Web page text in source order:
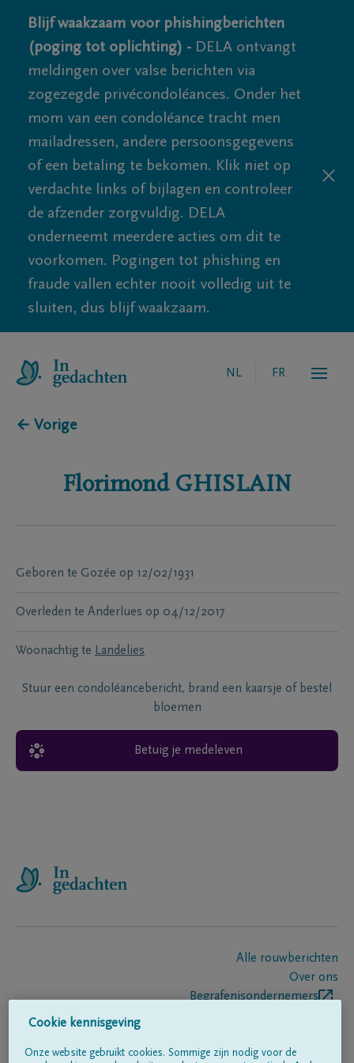
Blijf waakzaam voor phishingberichten
(poging tot oplichting) - DELA ontvangt
meldingen over valse berichten via
zogezegde privécondoléances. Onder het
mom van een condoléance tracht men
mailadressen, andere persoonsgegevens
of een betaling te bekomen. Klik niet op
verdachte links of bijlagen en controleer
de afzender zorgvuldig. DELA
onderneemt meerdere acties om dit te
voorkomen. Pogingen tot phishing en
fraude vallen echter nooit volledig uit te
sluiten, dus blijf waakzaam.
NL FR
← Vorige
Florimond GHISLAIN
Geboren te Gozée op 12/02/1931
Overleden te Anderlues op 04/12/2017
Woonachtig te Landelies
Stuur een condoléancebericht, brand een kaarsje of bestel
bloemen
Betuig je medeleven
Alle rouwberichten
Over ons
Begrafenisondernemers
Cookie kennisgeving
Onze website gebruikt cookies. Sommige zijn nodig voor de